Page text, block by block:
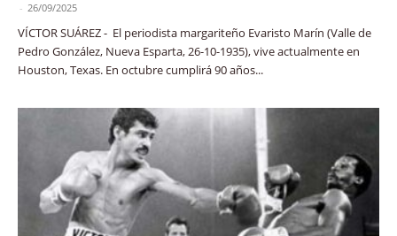
- 26/09/2025
VÍCTOR SUÁREZ - El periodista margariteño Evaristo Marín (Valle de
Pedro González, Nueva Esparta, 26-10-1935), vive actualmente en
Houston, Texas. En octubre cumplirá 90 años...